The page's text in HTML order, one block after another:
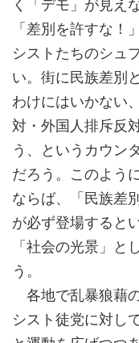
く「デモ」が見え
「差別を許すな！
シストたちのシュ
い。街に民族差別
わけにはいかない
対・外国人排斥反
う、というカウン
だろう。このよう
ならば、「民族差
が必ず登場すると
「社会の光景」と
う。
各地で乱暴狼藉
シスト徒党に対し